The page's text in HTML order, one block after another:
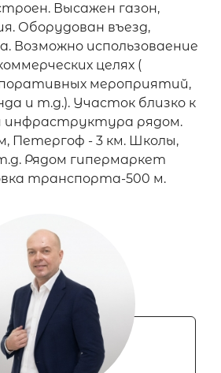
Высажен газон,
Оборудован въезд,
Возможно использоваение
целях (
мероприятий,
и т.д.). Участок близко к
инфраструктура рядом.
Петергоф - 3 км. Школы,
Рядом гипермаркет
транспорта-500 м.